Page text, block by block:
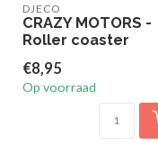
DJECO
CRAZY MOTORS -
Roller coaster
€8,95
Op voorraad